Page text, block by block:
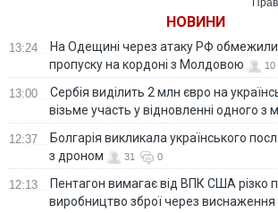
НОВИНИ
13:24
На Одещині через атаку РФ обмежили
пропуску на кордоні з Молдовою
10
13:00
Сербія виділить 2 млн євро на
візьме участь у відновленні одного з
12:37
Болгарія викликала українського
з дроном
31 0
12:13
Пентагон вимагає від ВПК США різко
виробництво зброї через виснаження